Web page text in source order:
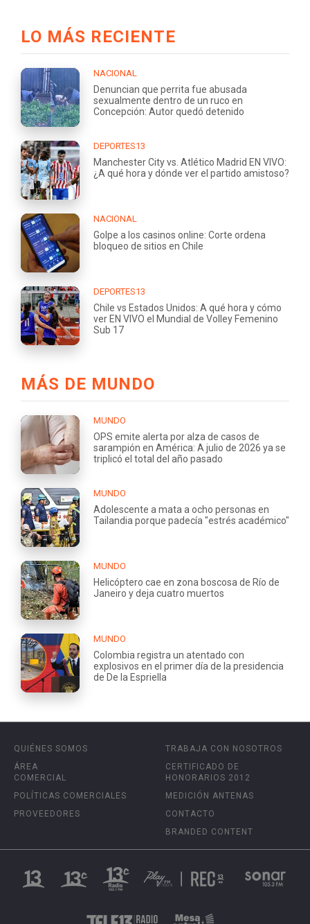
LO MÁS RECIENTE
NACIONAL
Denuncian que perrita fue abusada
sexualmente dentro de un ruco en
Concepción: Autor quedó detenido
DEPORTES13
Manchester City vs. Atlético Madrid EN VIVO:
¿A qué hora y dónde ver el partido amistoso?
NACIONAL
Golpe a los casinos online: Corte ordena
bloqueo de sitios en Chile
DEPORTES13
Chile vs Estados Unidos: A qué hora y cómo
ver EN VIVO el Mundial de Volley Femenino
Sub 17
MÁS DE MUNDO
MUNDO
OPS emite alerta por alza de casos de
sarampión en América: A julio de 2026 ya se
triplicó el total del año pasado
MUNDO
Adolescente a mata a ocho personas en
Tailandia porque padecía "estrés académico"
MUNDO
Helicóptero cae en zona boscosa de Río de
Janeiro y deja cuatro muertos
MUNDO
Colombia registra un atentado con
explosivos en el primer día de la presidencia
de De la Espriella
QUIÉNES SOMOS
ÁREA
COMERCIAL
POLÍTICAS COMERCIALES
PROVEEDORES
TRABAJA CON NOSOTROS
CERTIFICADO DE
HONORARIOS 2012
MEDICIÓN ANTENAS
CONTACTO
BRANDED CONTENT